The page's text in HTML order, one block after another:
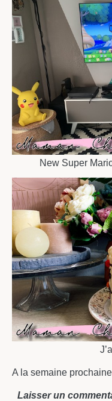
New Super
A la semaine
Laisser un